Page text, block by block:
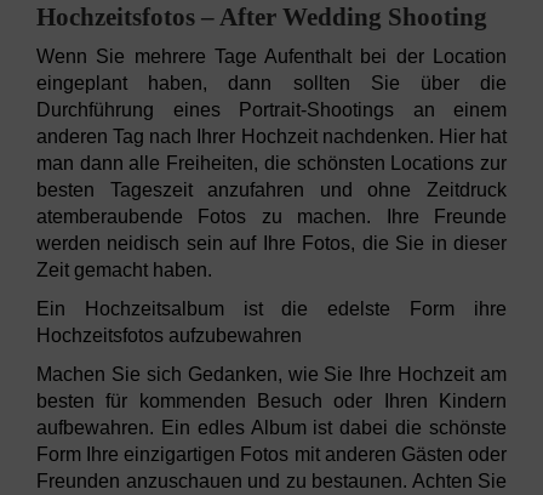
Hochzeitsfotos – After Wedding Shooting
Wenn Sie mehrere Tage Aufenthalt bei der Location
eingeplant haben, dann sollten Sie über die
Durchführung eines Portrait-Shootings an einem
anderen Tag nach Ihrer Hochzeit nachdenken. Hier hat
man dann alle Freiheiten, die schönsten Locations zur
besten Tageszeit anzufahren und ohne Zeitdruck
atemberaubende Fotos zu machen. Ihre Freunde
werden neidisch sein auf Ihre Fotos, die Sie in dieser
Zeit gemacht haben.
Ein Hochzeitsalbum ist die edelste Form ihre
Hochzeitsfotos aufzubewahren
Machen Sie sich Gedanken, wie Sie Ihre Hochzeit am
besten für kommenden Besuch oder Ihren Kindern
aufbewahren. Ein edles Album ist dabei die schönste
Form Ihre einzigartigen Fotos mit anderen Gästen oder
Freunden anzuschauen und zu bestaunen. Achten Sie